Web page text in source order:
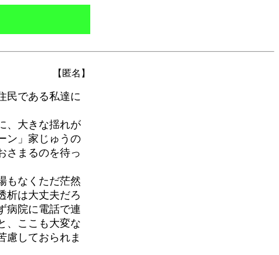
【匿名】
民である私達に
、大きな揺れが
ン」家じゅうの
さまるのを待っ
もなくただ茫然
析は大丈夫だろ
病院に電話で連
、ここも大変な
慮しておられま